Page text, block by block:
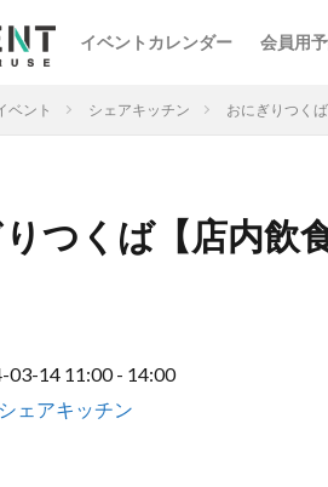
イベントカレンダー 会員用
ベント シェアキッチン おにぎりつく
つくば【店内飲
03-14 11:00 - 14:00
シェアキッチン